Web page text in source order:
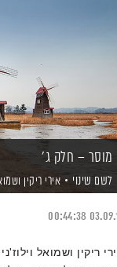
מוסר – חלק ג'
לשם שינוי אירי ריקין
00:44:38
ריקין ושמואל